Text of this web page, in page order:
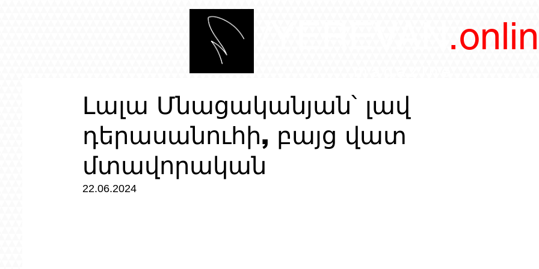
Լալա Մնացականյան՝ լավ
դերասանուհի, բայց վատ
մտավորական
22.06.2024